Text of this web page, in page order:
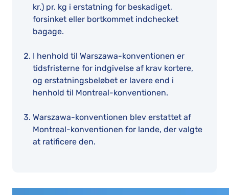
kr.) pr. kg i erstatning for beskadiget,
forsinket eller bortkommet indchecket
bagage.
I henhold til Warszawa-konventionen er
tidsfristerne for indgivelse af krav kortere,
og erstatningsbeløbet er lavere end i
henhold til Montreal-konventionen.
Warszawa-konventionen blev erstattet af
Montreal-konventionen for lande, der valgte
at ratificere den.